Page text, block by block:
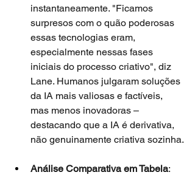
instantaneamente. "Ficamos
surpresos com o quão poderosas
essas tecnologias eram,
especialmente nessas fases
iniciais do processo criativo", diz
Lane. Humanos julgaram soluções
da IA mais valiosas e factíveis,
mas menos inovadoras –
destacando que a IA é derivativa,
não genuinamente criativa sozinha.
Análise Comparativa em Tabela: